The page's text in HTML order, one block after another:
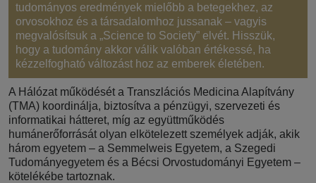
tudományos eredmények mielőbb a betegekhez, az
orvosokhoz és a társadalomhoz jussanak – vagyis
megvalósítsuk a „Science to Society” elvét. Hisszük,
hogy a tudomány akkor válik valóban értékessé, ha
kézzelfogható változást hoz az emberek életében.
A Hálózat működését a Transzlációs Medicina Alapítvány
(TMA) koordinálja, biztosítva a pénzügyi, szervezeti és
informatikai hátteret, míg az együttműködés
humánerőforrását olyan elkötelezett személyek adják, akik
három egyetem – a Semmelweis Egyetem, a Szegedi
Tudományegyetem és a Bécsi Orvostudományi Egyetem –
kötelékébe tartoznak.